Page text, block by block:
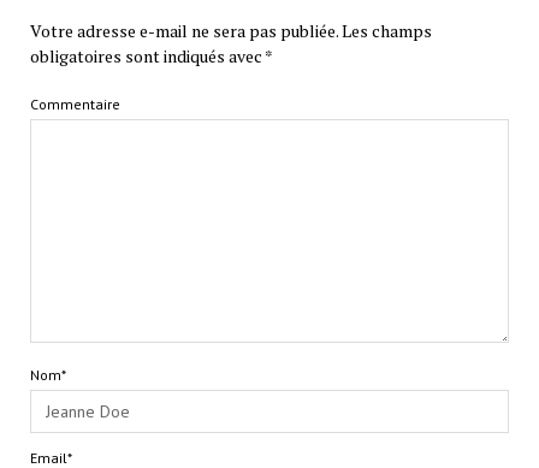
Votre adresse e-mail ne sera pas publiée.Les champs
obligatoires sont indiqués avec *
Commentaire
Nom*
Email*